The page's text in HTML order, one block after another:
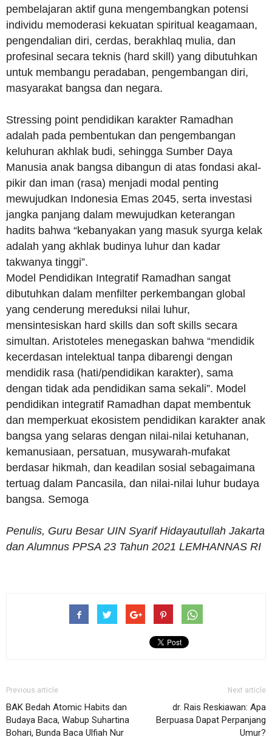
pembelajaran aktif guna mengembangkan potensi
individu memoderasi kekuatan spiritual keagamaan,
pengendalian diri, cerdas, berakhlaq mulia, dan
profesinal secara teknis (hard skill) yang dibutuhkan
untuk membangu peradaban, pengembangan diri,
masyarakat bangsa dan negara.
Stressing point pendidikan karakter Ramadhan
adalah pada pembentukan dan pengembangan
keluhuran akhlak budi, sehingga Sumber Daya
Manusia anak bangsa dibangun di atas fondasi akal-
pikir dan iman (rasa) menjadi modal penting
mewujudkan Indonesia Emas 2045, serta investasi
jangka panjang dalam mewujudkan keterangan
hadits bahwa “kebanyakan yang masuk syurga kelak
adalah yang akhlak budinya luhur dan kadar
takwanya tinggi”.
Model Pendidikan Integratif Ramadhan sangat
dibutuhkan dalam menfilter perkembangan global
yang cenderung mereduksi nilai luhur,
mensintesiskan hard skills dan soft skills secara
simultan. Aristoteles menegaskan bahwa “mendidik
kecerdasan intelektual tanpa dibarengi dengan
mendidik rasa (hati/pendidikan karakter), sama
dengan tidak ada pendidikan sama sekali”. Model
pendidikan integratif Ramadhan dapat membentuk
dan memperkuat ekosistem pendidikan karakter anak
bangsa yang selaras dengan nilai-nilai ketuhanan,
kemanusiaan, persatuan, musywarah-mufakat
berdasar hikmah, dan keadilan sosial sebagaimana
tertuag dalam Pancasila, dan nilai-nilai luhur budaya
bangsa. Semoga
Penulis, Guru Besar UIN Syarif Hidayautullah Jakarta
dan Alumnus PPSA 23 Tahun 2021 LEMHANNAS RI
Previous article
BAK Bedah Atomic Habits dan
Budaya Baca, Wabup Suhartina
Bohari, Bunda Baca Ulfiah Nur
Next article
dr. Rais Reskiawan: Apa
Berpuasa Dapat Perpanjang
Umur?